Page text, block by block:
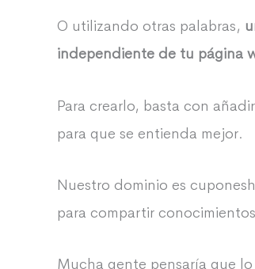
O utilizando otras palabras,
independiente de tu página
Para crearlo, basta con
para que se entienda mejor.
Nuestro dominio es
para compartir
Mucha gente pensaría que